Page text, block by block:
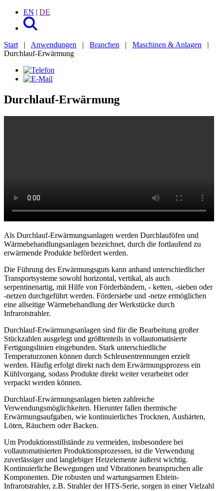
EN | DE
Start | Anwendungen | Branchen | Maschinen & Anlagen |
Durchlauf-Erwärmung
Durchlauf-Erwärmung
Als Durchlauf-Erwärmungsanlagen werden Durchlauföfen und
Wärmebehandlungsanlagen bezeichnet, durch die fortlaufend zu
erwärmende Produkte befördert werden.
Die Führung des Erwärmungsguts kann anhand unterschiedlicher
Transportsysteme sowohl horizontal, vertikal, als auch
serpentinenartig, mit Hilfe von Förderbändern, - ketten, -sieben oder
-netzen durchgeführt werden. Fördersiebe und -netze ermöglichen
eine allseitige Wärmebehandlung der Werkstücke durch
Infrarotstrahler.
Durchlauf-Erwärmungsanlagen sind für die Bearbeitung großer
Stückzahlen ausgelegt und größtenteils in vollautomatisierte
Fertigungslinien eingebunden. Stark unterschiedliche
Temperaturzonen können durch Schleusentrennungen erzielt
werden. Häufig erfolgt direkt nach dem Erwärmungsprozess ein
Kühlvorgang, sodass Produkte direkt weiter verarbeitet oder
verpackt werden können.
Durchlauf-Erwärmungsanlagen bieten zahlreiche
Verwendungsmöglichkeiten. Hierunter fallen thermische
Erwärmungsaufgaben, wie kontinuierliches Trocknen, Aushärten,
Löten, Räuchern oder Backen.
Um Produktionsstillstände zu vermeiden, insbesondere bei
vollautomatisierten Produktionsprozessen, ist die Verwendung
zuverlässiger und langlebiger Heizelemente äußerst wichtig.
Kontinuierliche Bewegungen und Vibrationen beanspruchen alle
Komponenten. Die robusten und wartungsarmen Elstein-
Infrarotstrahler, z.B. Strahler der HTS-Serie, sorgen in einer Vielzahl